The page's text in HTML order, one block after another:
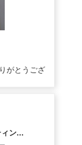
がとうござ
ン...